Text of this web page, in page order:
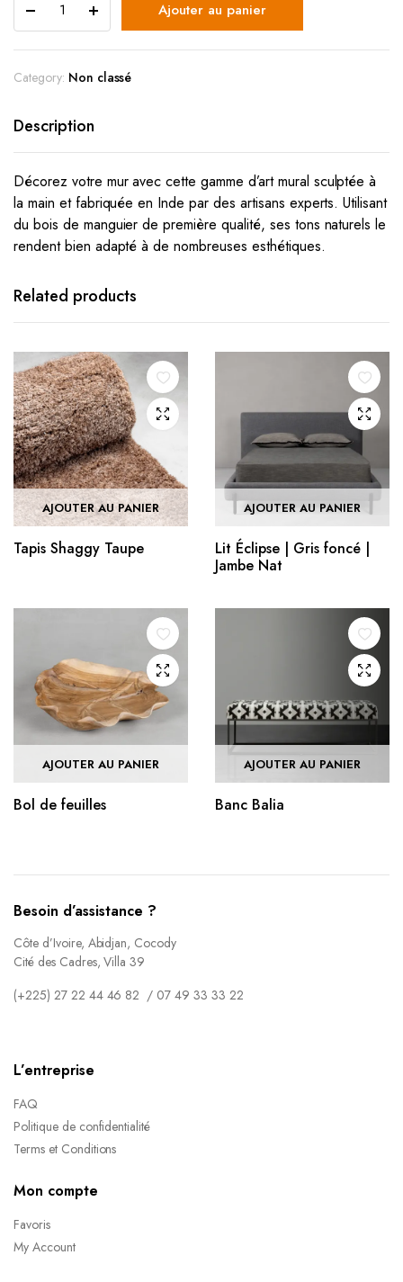
Ajouter au panier
Category: Non classé
Description
Décorez votre mur avec cette gamme d’art mural sculptée à
la main et fabriquée en Inde par des artisans experts.Utilisant
du bois de manguier de première qualité, ses tons naturels le
rendent bien adapté à de nombreuses esthétiques.
Related products
AJOUTER AU PANIER
Tapis Shaggy Taupe
AJOUTER AU PANIER
Lit Éclipse | Gris foncé |
Jambe Nat
AJOUTER AU PANIER
Bol de feuilles
AJOUTER AU PANIER
Banc Balia
Besoin d’assistance ?
Côte d’Ivoire, Abidjan, Cocody
Cité des Cadres, Villa 39
(+225) 27 22 44 46 82 / 07 49 33 33 22
L’entreprise
FAQ
Politique de confidentialité
Terms et Conditions
Mon compte
Favoris
My Account